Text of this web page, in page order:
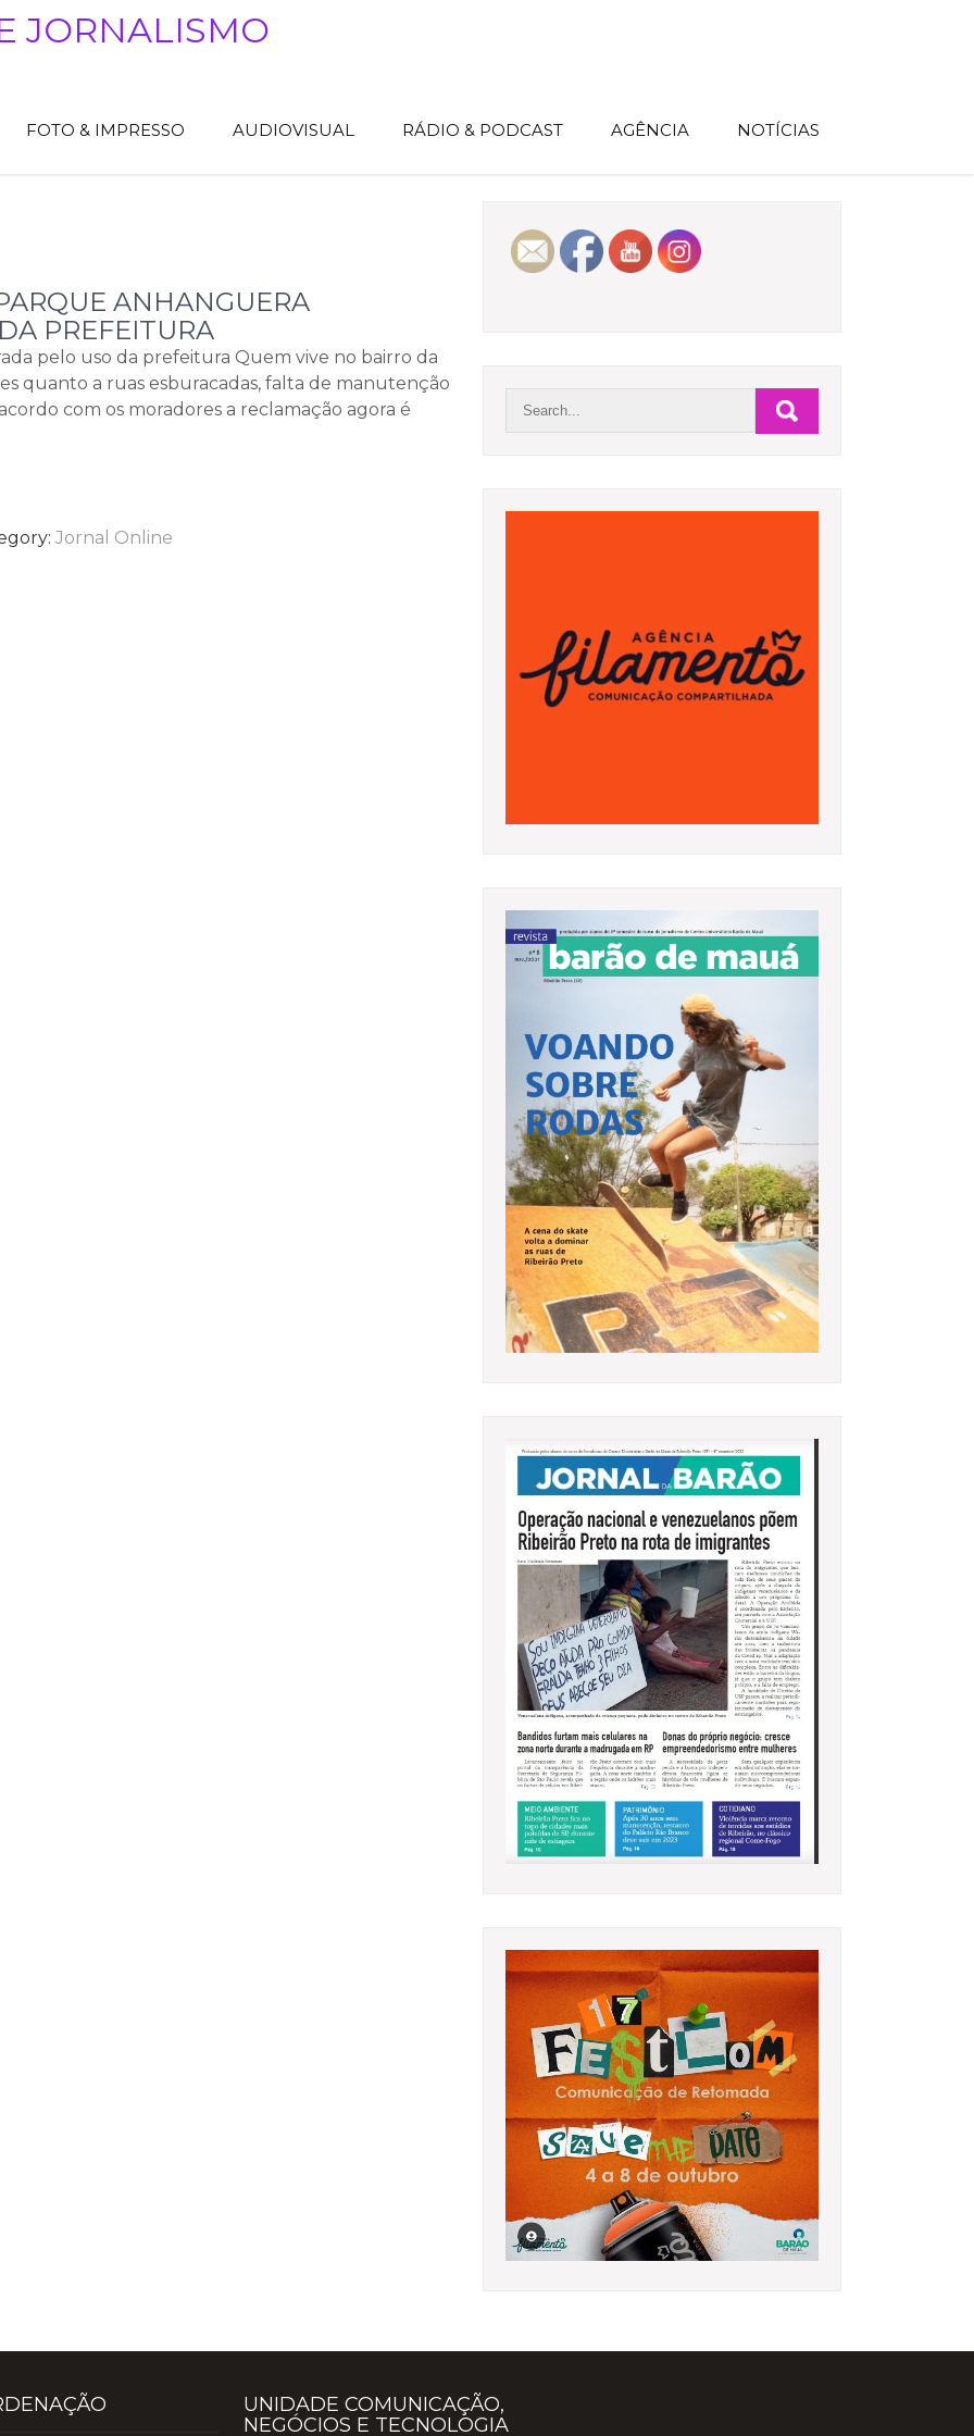
JORNALISMO
FOTO & IMPRESSO AUDIOVISUAL RÁDIO & PODCAST AGÊNCIA NOTÍCIAS
ANHANGUERA
PREFEITURA
pelo uso da prefeitura Quem vive no bairro da
quanto a ruas esburacadas, falta de manutenção
com os moradores a reclamação agora é
Jornal Online
UNIDADE COMUNICAÇÃO,
NEGÓCIOS E TECNOLOGIA